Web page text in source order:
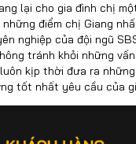
lại cho gia đình chị
điểm chị Giang
nghiệp của đội ngũ
tránh khỏi những
kịp thời đưa ra
tốt nhất yêu cầu của